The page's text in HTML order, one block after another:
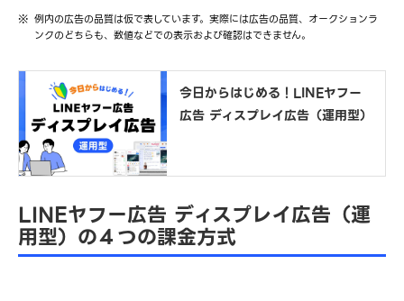
例内の広告の品質は仮で表しています。実際には広告の品質、オークションラ
ンクのどちらも、数値などでの表示および確認はできません。
今日からはじめる！LINEヤフー
広告 ディスプレイ広告（運用型）
LINEヤフー広告 ディスプレイ広告（運
用型）の４つの課金方式